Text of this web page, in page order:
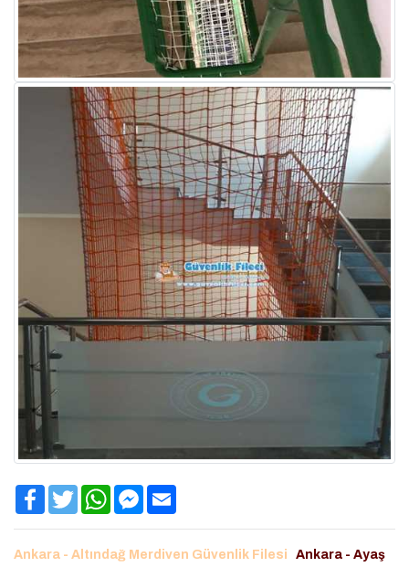
Facebook
TwitterWhatsAppFacebook
Messenger
Ankara - Altındağ Merdiven Güvenlik Filesi
Ankara - Ayaş